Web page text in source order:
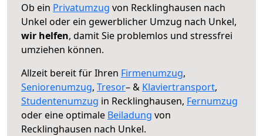
Ob ein Privatumzug von Recklinghausen nach
Unkel oder ein gewerblicher Umzug nach Unkel,
wir helfen, damit Sie problemlos und stressfrei
umziehen können.
Allzeit bereit für Ihren Firmenumzug,
Seniorenumzug, Tresor– & Klaviertransport,
Studentenumzug in Recklinghausen, Fernumzug
oder eine optimale Beiladung von
Recklinghausen nach Unkel.